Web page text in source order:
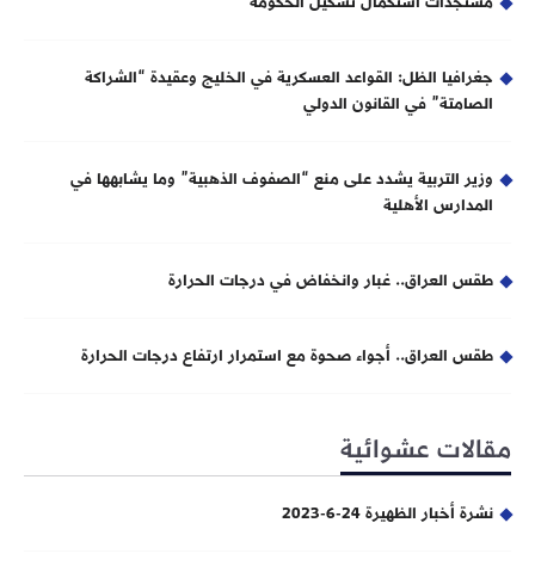
جغرافيا الظل: القواعد العسكرية في الخليج وعقيدة “الشراكة
الصامتة” في القانون الدولي
وزير التربية يشدد على منع “الصفوف الذهبية” وما يشابهها في
المدارس الأهلية
طقس العراق.. غبار وانخفاض في درجات الحرارة
طقس العراق.. أجواء صحوة مع استمرار ارتفاع درجات الحرارة
مقالات عشوائية
نشرة أخبار الظهيرة 24-6-2023